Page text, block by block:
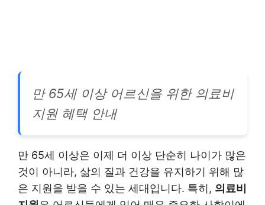
만 65세 이상 어르신을 위한 의료비
지원 혜택 안내
만 65세 이상은 이제 더 이상 단순히 나이가 많은
것이 아니라, 삶의 질과 건강을 유지하기 위해 많
은 지원을 받을 수 있는 세대입니다. 특히, 의료비